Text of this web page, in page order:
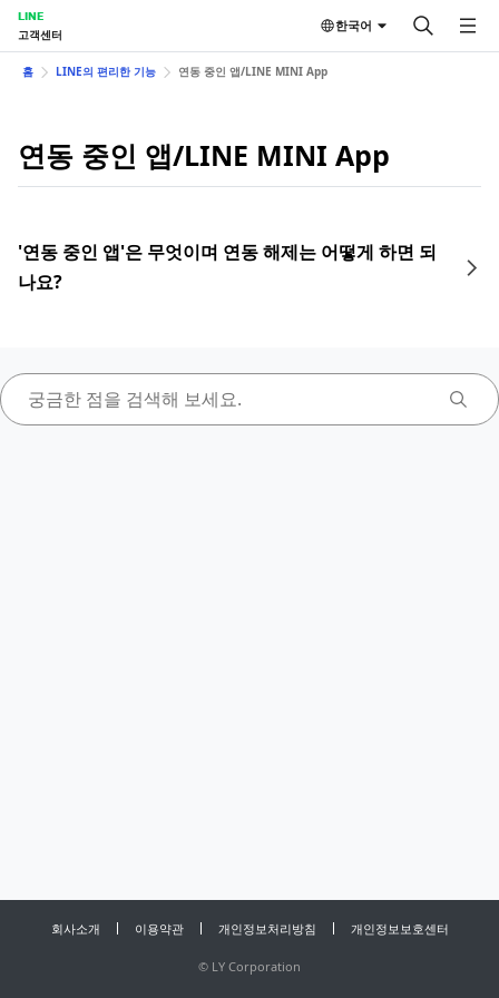
LINE
고객센터
한국어
홈 LINE의 편리한 기능 연동 중인 앱/LINE MINI App
연동 중인 앱/LINE MINI App
'연동 중인 앱'은 무엇이며 연동 해제는 어떻게 하면 되
나요?
회사소개 이용약관 개인정보처리방침 개인정보보호센터
© LY Corporation